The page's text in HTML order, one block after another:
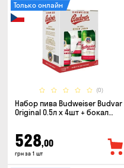
(0)
Только онлайн
Набор пива Budweiser Budvar
Original 0.5л х 4шт + бокал
528,00
грн за 1 шт